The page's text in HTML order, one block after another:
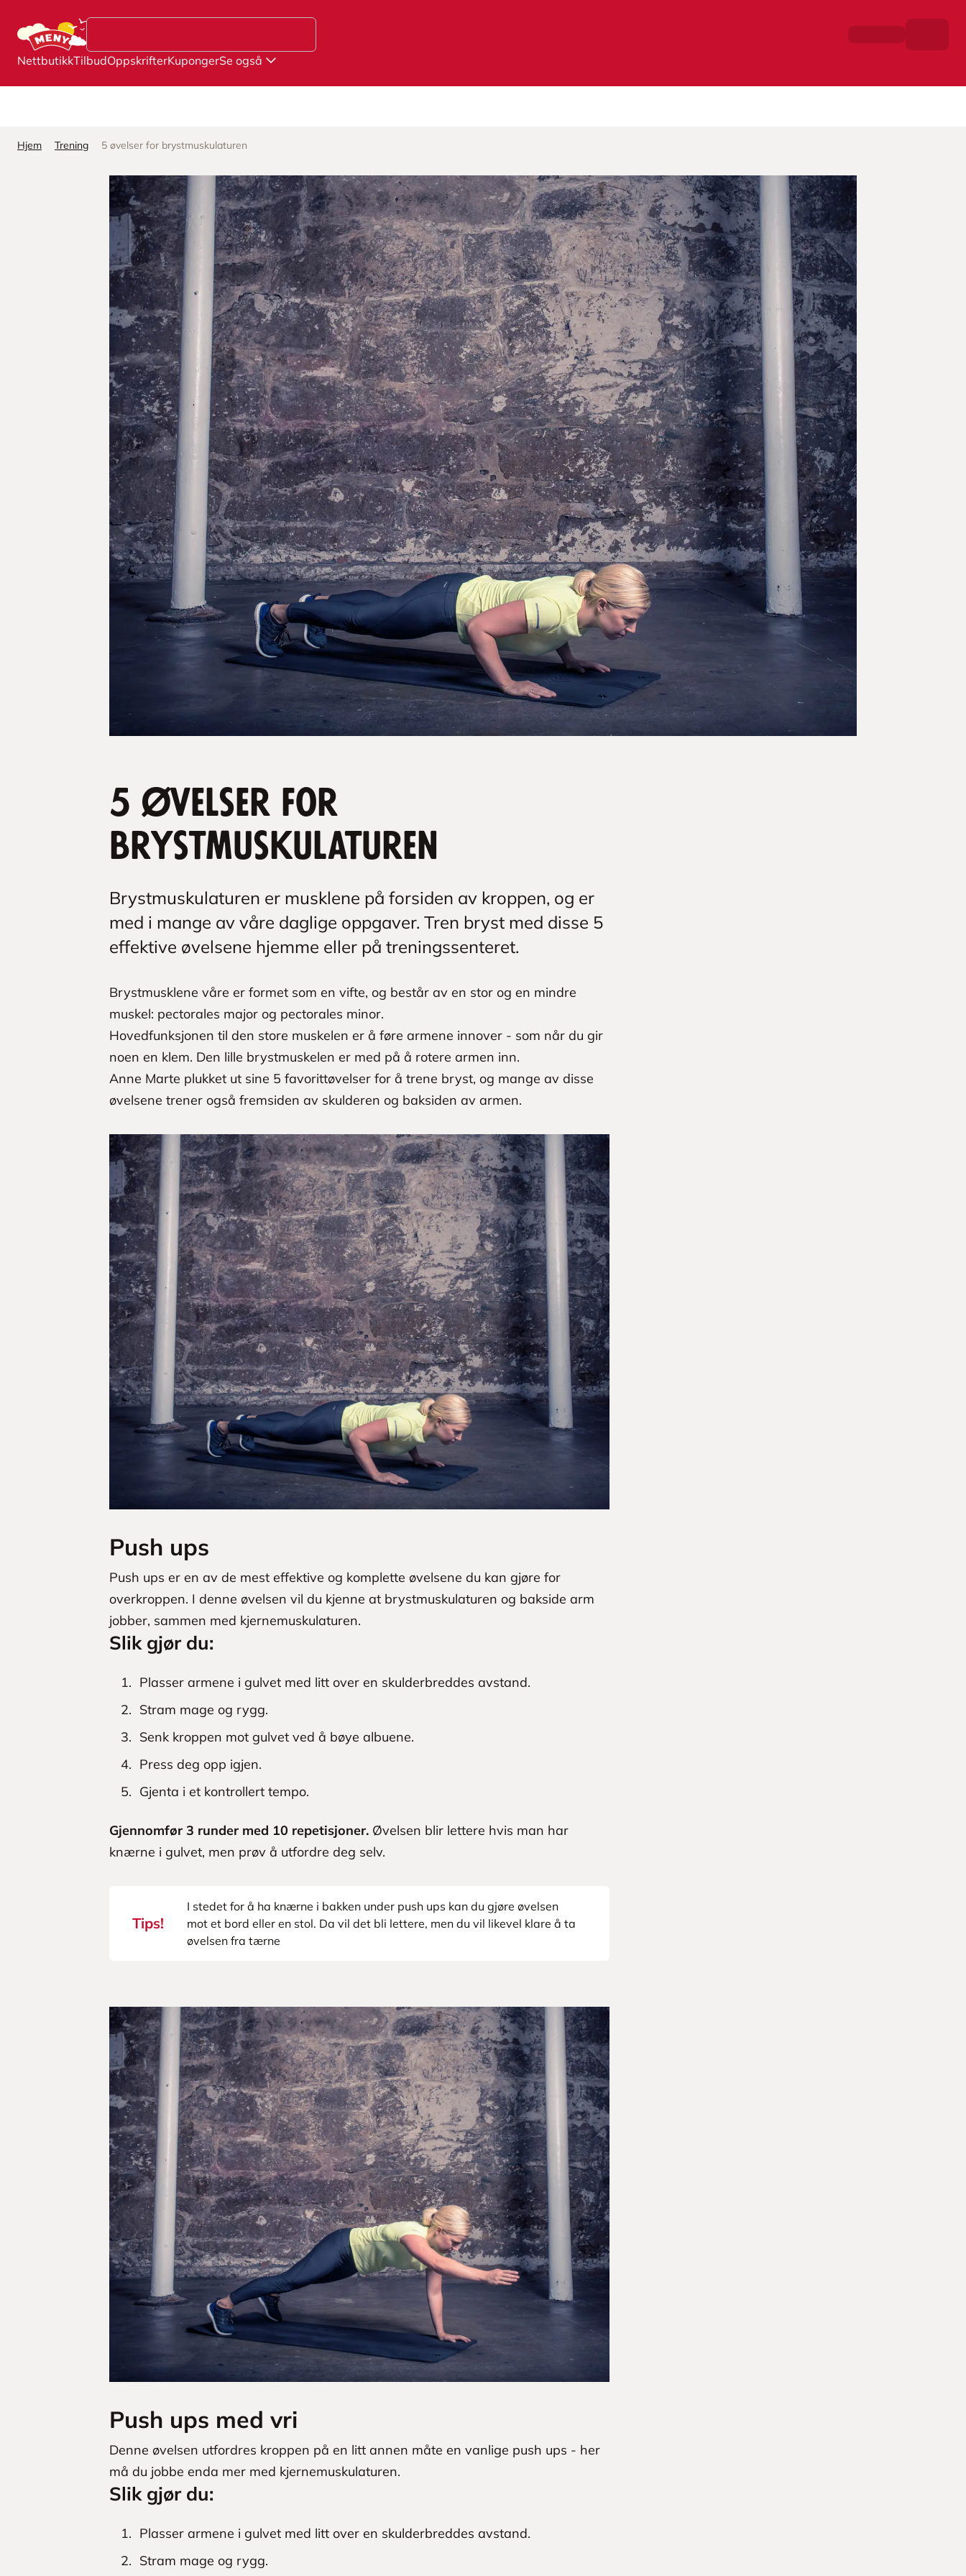
NettbutikkTilbudOppskrifterKupongerSe også
Hjem Trening 5 øvelser for brystmuskulaturen
5 øvelser for
brystmuskulaturen
Brystmuskulaturen er musklene på forsiden av kroppen, og er
med i mange av våre daglige oppgaver. Tren bryst med disse 5
effektive øvelsene hjemme eller på treningssenteret.
Brystmusklene våre er formet som en vifte, og består av en stor og en mindre
muskel: pectorales major og pectorales minor.
Hovedfunksjonen til den store muskelen er å føre armene innover - som når du gir
noen en klem. Den lille brystmuskelen er med på å rotere armen inn.
Anne Marte plukket ut sine 5 favorittøvelser for å trene bryst, og mange av disse
øvelsene trener også fremsiden av skulderen og baksiden av armen.
Push ups
Push ups er en av de mest effektive og komplette øvelsene du kan gjøre for
overkroppen. I denne øvelsen vil du kjenne at brystmuskulaturen og bakside arm
jobber, sammen med kjernemuskulaturen.
Slik gjør du:
Plasser armene i gulvet med litt over en skulderbreddes avstand.
Stram mage og rygg.
Senk kroppen mot gulvet ved å bøye albuene.
Press deg opp igjen.
Gjenta i et kontrollert tempo.
Gjennomfør 3 runder med 10 repetisjoner. Øvelsen blir lettere hvis man har
knærne i gulvet, men prøv å utfordre deg selv.
Tips!
I stedet for å ha knærne i bakken under push ups kan du gjøre øvelsen
mot et bord eller en stol. Da vil det bli lettere, men du vil likevel klare å ta
øvelsen fra tærne
Push ups med vri
Denne øvelsen utfordres kroppen på en litt annen måte en vanlige push ups - her
må du jobbe enda mer med kjernemuskulaturen.
Slik gjør du:
Plasser armene i gulvet med litt over en skulderbreddes avstand.
Stram mage og rygg.